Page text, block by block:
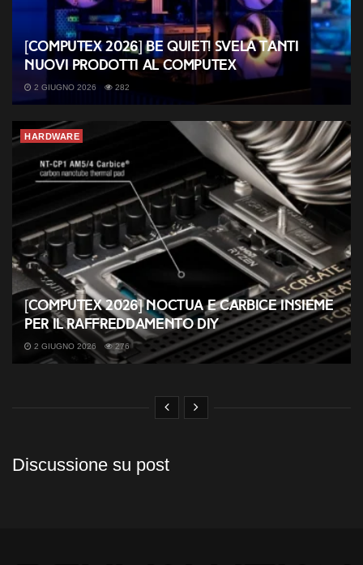
[COMPUTEX 2026] be quiet! svela tanti
nuovi prodotti al Computex
2 GIUGNO 2026 282
HARDWARE
[COMPUTEX 2026] Noctua e Carbice insieme
per il raffreddamento DIY
2 GIUGNO 2026 276
Discussione su post